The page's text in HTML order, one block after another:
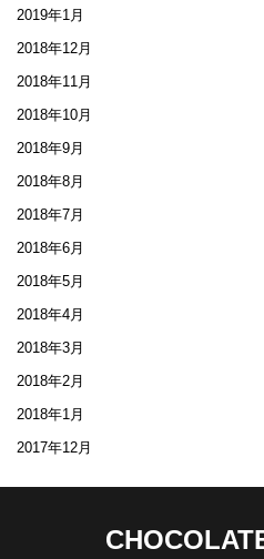
2019年1月
2018年12月
2018年11月
2018年10月
2018年9月
2018年8月
2018年7月
2018年6月
2018年5月
2018年4月
2018年3月
2018年2月
2018年1月
2017年12月